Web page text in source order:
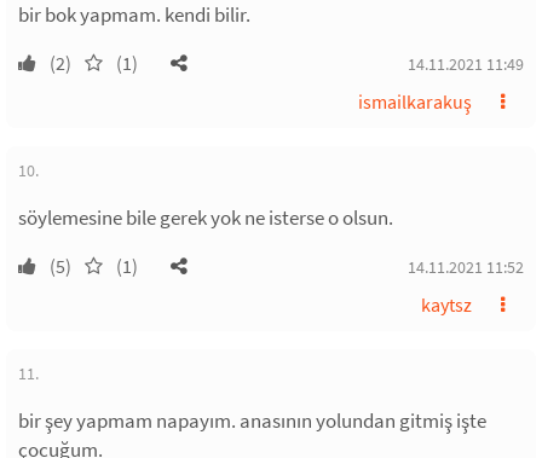
bir bok yapmam. kendi bilir.
(2) (1) 14.11.2021 11:49
ismailkarakuş
10.
söylemesine bile gerek yok ne isterse o olsun.
(5) (1) 14.11.2021 11:52
kaytsz
11.
bir şey yapmam napayım. anasının yolundan gitmiş işte
çocuğum.